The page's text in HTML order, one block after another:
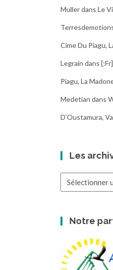
Mullerdans Le
Cime Du Piagu,
Legrain dans
Piagu, La
Medetian dans
D’Oustamura,
Les
Notre